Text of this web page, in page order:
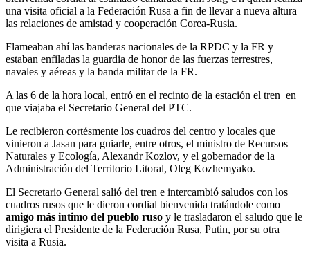
una visita oficial a la Federación Rusa a fin de llevar a nueva altura
las relaciones de amistad y cooperación Corea-Rusia.
Flameaban ahí las banderas nacionales de la RPDC y la FR y
estaban enfiladas la guardia de honor de las fuerzas terrestres,
navales y aéreas y la banda militar de la FR.
A las 6 de la hora local, entró en el recinto de la estación el tren en
que viajaba el Secretario General del PTC.
Le recibieron cortésmente los cuadros del centro y locales que
vinieron a Jasan para guiarle, entre otros, el ministro de Recursos
Naturales y Ecología, Alexandr Kozlov, y el gobernador de la
Administración del Territorio Litoral, Oleg Kozhemyako.
El Secretario General salió del tren e intercambió saludos con los
cuadros rusos que le dieron cordial bienvenida tratándole como
amigo más intimo del pueblo ruso y le trasladaron el saludo que le
dirigiera el Presidente de la Federación Rusa, Putin, por su otra
visita a Rusia.